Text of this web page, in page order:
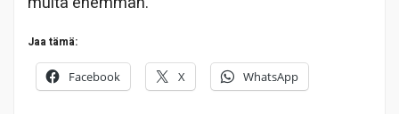
Jaa tämä:
Facebook X WhatsApp